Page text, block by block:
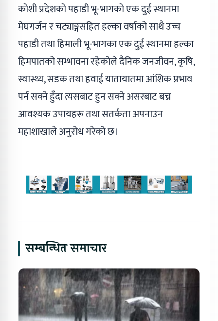
कोशी प्रदेशको पहाडी भू-भागको एक दुई स्थानमा
मेघगर्जन र चट्याङ्गसहित हल्का वर्षाको साथै उच्च
पहाडी तथा हिमाली भू-भागका एक दुई स्थानमा हल्का
हिमपातको सम्भावना रहेकोले दैनिक जनजीवन, कृषि,
स्वास्थ्य, सडक तथा हवाई यातायातमा आंशिक प्रभाव
पर्न सक्ने हुँदा त्यसबाट हुन सक्ने असरबाट बच्न
आवश्यक उपायहरू तथा सतर्कता अपनाउन
महाशाखाले अनुरोध गरेको छ।
सम्बन्धित समाचार